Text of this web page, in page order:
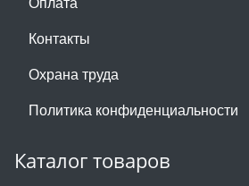
Контакты
Охрана труда
Политика конфиденциальности
Каталог товаров